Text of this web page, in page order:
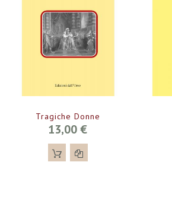
Tragiche Donne
13,00 €